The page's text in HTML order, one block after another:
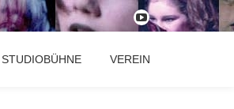
fa-
play
STUDIOBÜHNE VEREIN